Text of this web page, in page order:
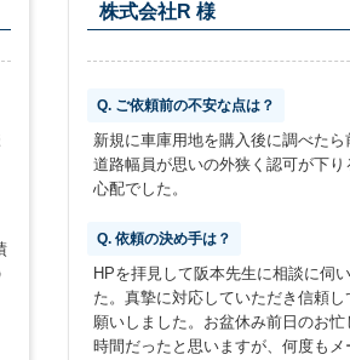
株式会社R 様
Q. ご依頼前の不安な点は？
新規に車庫用地を購入後に調べたら
道路幅員が思いの外狭く認可が下り
心配でした。
Q. 依頼の決め手は？
HPを拝見して阪本先生に相談に伺
た。真摯に対応していただき信頼し
願いしました。お盆休み前日のお忙
時間だったと思いますが、何度もメ